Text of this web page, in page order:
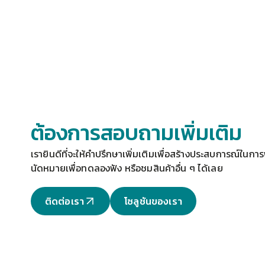
ต้องการสอบถามเพิ่มเติม
เรายินดีที่จะให้คำปรึกษาเพิ่มเติมเพื่อสร้างประสบการณ์ใน
นัดหมายเพื่อทดลองฟัง หรือชมสินค้าอื่น ๆ ได้เลย
ติดต่อเรา โซลูชันของเรา